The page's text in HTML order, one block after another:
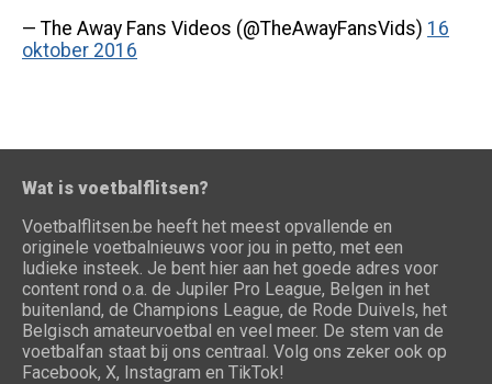
— The Away Fans Videos (@TheAwayFansVids) 16
oktober 2016
Wat is voetbalflitsen?
Voetbalflitsen.be heeft het meest opvallende en
originele voetbalnieuws voor jou in petto, met een
ludieke insteek. Je bent hier aan het goede adres voor
content rond o.a. de Jupiler Pro League, Belgen in het
buitenland, de Champions League, de Rode Duivels, het
Belgisch amateurvoetbal en veel meer. De stem van de
voetbalfan staat bij ons centraal. Volg ons zeker ook op
Facebook, X, Instagram en TikTok!